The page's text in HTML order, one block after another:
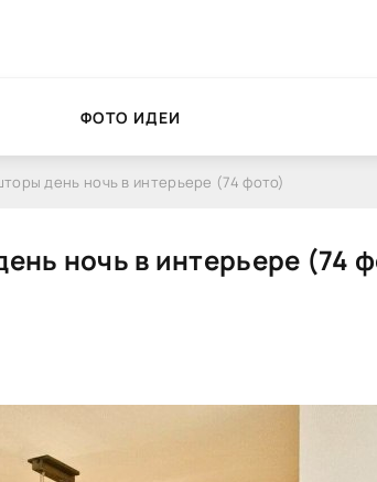
ФОТО ИДЕИ
день ночь в интерьере (74 фото)
ночь в интерьере (74